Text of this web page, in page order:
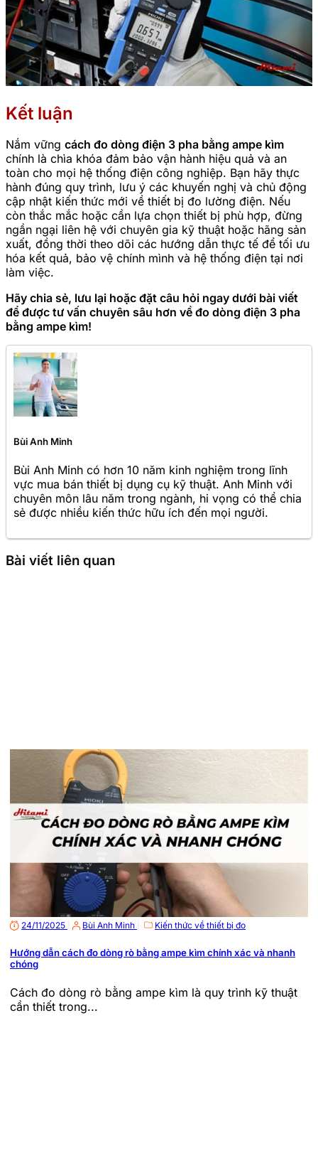
Kết luận
Nắm vững cách đo dòng điện 3 pha bằng ampe kìm
chính là chìa khóa đảm bảo vận hành hiệu quả và an
toàn cho mọi hệ thống điện công nghiệp. Bạn hãy thực
hành đúng quy trình, lưu ý các khuyến nghị và chủ động
cập nhật kiến thức mới về thiết bị đo lường điện. Nếu
còn thắc mắc hoặc cần lựa chọn thiết bị phù hợp, đừng
ngần ngại liên hệ với chuyên gia kỹ thuật hoặc hãng sản
xuất, đồng thời theo dõi các hướng dẫn thực tế để tối ưu
hóa kết quả, bảo vệ chính mình và hệ thống điện tại nơi
làm việc.
Hãy chia sẻ, lưu lại hoặc đặt câu hỏi ngay dưới bài viết
để được tư vấn chuyên sâu hơn về đo dòng điện 3 pha
bằng ampe kìm!
Bùi Anh Minh
Bùi Anh Minh có hơn 10 năm kinh nghiệm trong lĩnh
vực mua bán thiết bị dụng cụ kỹ thuật. Anh Minh với
chuyên môn lâu năm trong ngành, hi vọng có thể chia
sẻ được nhiều kiến thức hữu ích đến mọi người.
Bài viết liên quan
24/11/2025 Bùi Anh Minh Kiến thức về thiết bị đo
Hướng dẫn cách đo dòng rò bằng ampe kìm chính xác và nhanh
chóng
Cách đo dòng rò bằng ampe kìm là quy trình kỹ thuật
cần thiết trong...